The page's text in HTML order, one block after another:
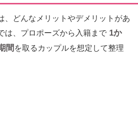
、どんなメリットやデメリットがあ
は、プロポーズから入籍まで 1か
間 を取るカップルを想定して整理